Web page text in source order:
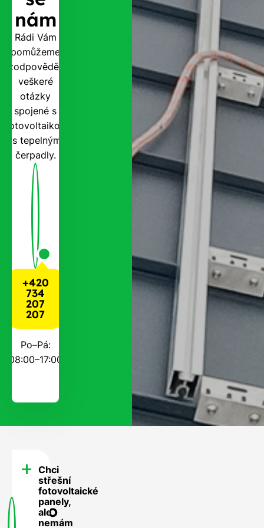
nám
Rádi Vám
pomůžeme
zodpovědět
veškeré
otázky
spojené s
fotovoltaikou
i s tepelnými
čerpadly.
+420
734
207
207
Po–Pá:
08:00–17:00
FAQ
-
Často
Chci
střešní
fotovoltaické
panely,
ale
nemám